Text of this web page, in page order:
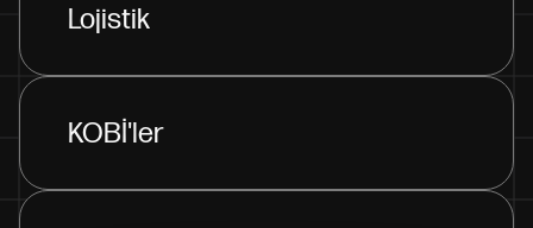
Lojistik
KOBİ'ler